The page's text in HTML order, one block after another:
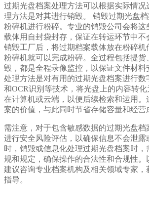
过期光盘档案处理方法可以根据实际情况
理方法是对其进行销毁。 销毁过期光盘
粉碎机进行粉碎。专业的销毁公司会将这
载体用自封袋封存，保证在转运环节中不
销毁工厂后，将过期档案载体放在粉碎机
粉碎机就可以完成粉碎。全过程包括提货
毁，都是全程录像监控，以保证文件材料
处理方法是对有用的过期光盘档案进行数
和OCR识别等技术，将光盘上的内容转
在计算机或云端，以便后续检索和运用。
案的价值，与此同时节省存储容量和经营
需注意，对于包含敏感数据的过期光盘
进行安全风险评估，以确保信息不会泄露
时，销毁或信息化处理过期光盘档案时
规和规定，确保操作的合法性和合规性。
建议咨询专业档案机构及相关领域专家，
指导。